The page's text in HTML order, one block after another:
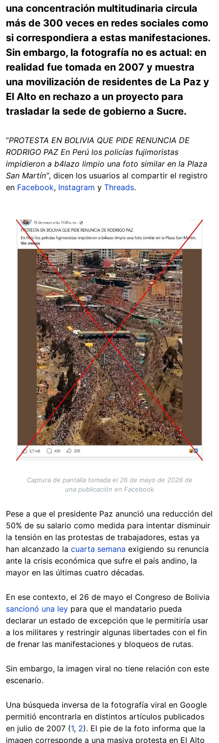
una concentración multitudinaria circula
más de 300 veces en redes sociales como
si correspondiera a estas manifestaciones.
Sin embargo, la fotografía no es actual: en
realidad fue tomada en 2007 y muestra
una movilización de residentes de La Paz y
El Alto en rechazo a un proyecto para
trasladar la sede de gobierno a Sucre.
“PROTESTA EN BOLIVIA QUE PIDE RENUNCIA DE
RODRIGO PAZ En Perú los policías fujimoristas
impidieron a b4lazo limpio una foto similar en la Plaza
San Martín”, dicen los usuarios al compartir el registro
en Facebook, Instagram y Threads.
Image
Captura de pantalla tomada el 26 de mayo de 2026 de
una publicación en Facebook
Pese a que el presidente Paz anunció una reducción del
50% de su salario como medida para intentar disminuir
la tensión en las protestas de trabajadores, estas ya
han alcanzado la cuarta semana exigiendo su renuncia
ante la crisis económica que sufre el país andino, la
mayor en las últimas cuatro décadas.
En ese contexto, el 26 de mayo el Congreso de Bolivia
sancionó una ley para que el mandatario pueda
declarar un estado de excepción que le permitiría usar
a los militares y restringir algunas libertades con el fin
de frenar las manifestaciones y bloqueos de rutas.
Sin embargo, la imagen viral no tiene relación con este
escenario.
Una búsqueda inversa de la fotografía viral en Google
permitió encontrarla en distintos artículos publicados
en julio de 2007 (1, 2). El pie de la foto informa que la
imagen corresponde a una masiva protesta en El Alto